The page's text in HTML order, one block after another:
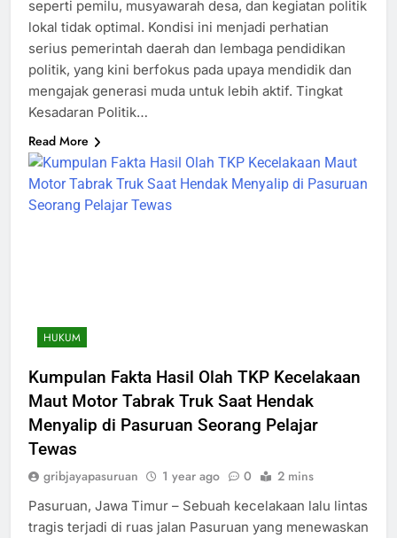
seperti pemilu, musyawarah desa, dan kegiatan politik
lokal tidak optimal. Kondisi ini menjadi perhatian
serius pemerintah daerah dan lembaga pendidikan
politik, yang kini berfokus pada upaya mendidik dan
mengajak generasi muda untuk lebih aktif. Tingkat
Kesadaran Politik…
Read More
HUKUM
Kumpulan Fakta Hasil Olah TKP Kecelakaan
Maut Motor Tabrak Truk Saat Hendak
Menyalip di Pasuruan Seorang Pelajar
Tewas
gribjayapasuruan 1 year ago 0 2 mins
Pasuruan, Jawa Timur – Sebuah kecelakaan lalu lintas
tragis terjadi di ruas jalan Pasuruan yang menewaskan